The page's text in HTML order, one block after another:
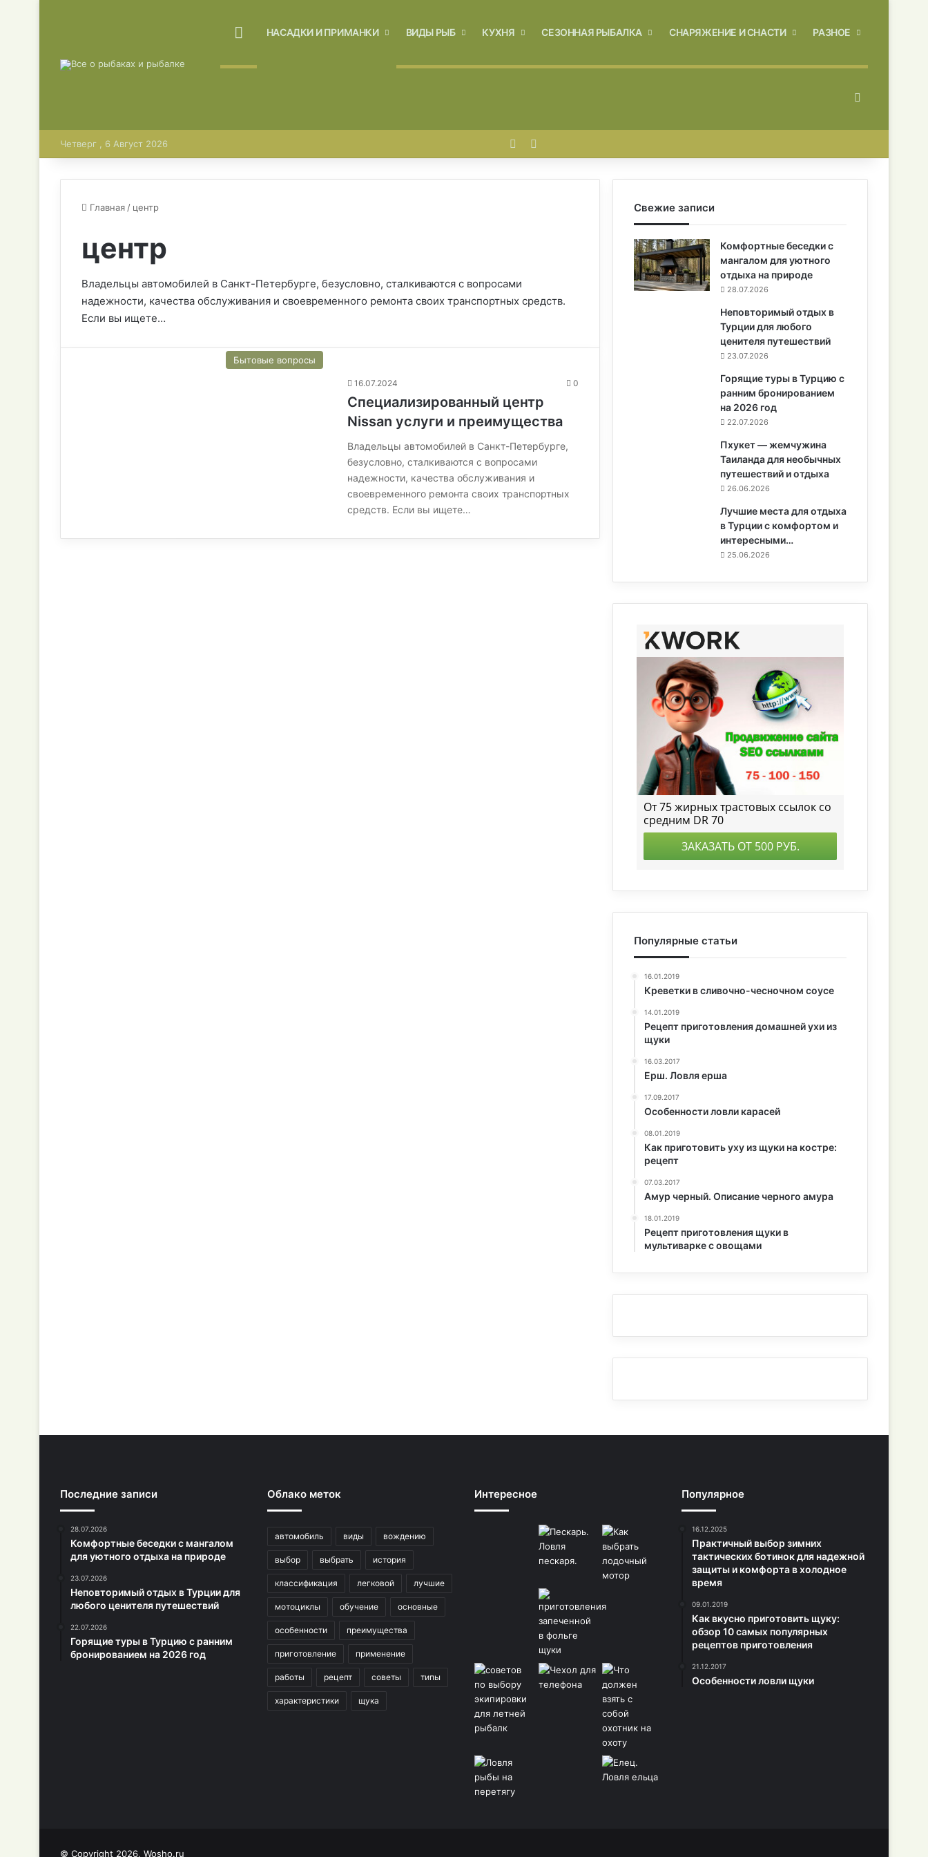
ГЛАВНАЯНАСАДКИ И ПРИМАНКИ ВИДЫ РЫБ КУХНЯ СЕЗОННАЯ РЫБАЛКА СНАРЯЖЕНИЕ И СНАСТИ РАЗНОЕ
Четверг , 6 Август 2026 Войти
Главная / центр
центр
Владельцы автомобилей в Санкт-Петербурге, безусловно, сталкиваются с вопросами
надежности, качества обслуживания и своевременного ремонта своих транспортных средств.
Если вы ищете…
Бытовые вопросы
16.07.2024 0
Специализированный центр
Nissan услуги и преимущества
Владельцы автомобилей в Санкт-Петербурге,
безусловно, сталкиваются с вопросами
надежности, качества обслуживания и
своевременного ремонта своих транспортных
средств. Если вы ищете…
Свежие записи
Комфортные беседки с
мангалом для уютного
отдыха на природе
28.07.2026
Неповторимый отдых в
Турции для любого
ценителя путешествий
23.07.2026
Горящие туры в Турцию с
ранним бронированием
на 2026 год
22.07.2026
Пхукет — жемчужина
Таиланда для необычных
путешествий и отдыха
26.06.2026
Лучшие места для отдыха
в Турции с комфортом и
интересными…
25.06.2026
Популярные статьи
16.01.2019
Креветки в сливочно-чесночном соусе
14.01.2019
Рецепт приготовления домашней ухи из
щуки
16.03.2017
Ерш. Ловля ерша
17.09.2017
Особенности ловли карасей
08.01.2019
Как приготовить уху из щуки на костре:
рецепт
07.03.2017
Амур черный. Описание черного амура
18.01.2019
Рецепт приготовления щуки в
мультиварке с овощами
Последние записи
28.07.2026
Комфортные беседки с мангалом
для уютного отдыха на природе
23.07.2026
Неповторимый отдых в Турции для
любого ценителя путешествий
22.07.2026
Горящие туры в Турцию с ранним
бронированием на 2026 год
Облако меток
автомобиль виды вождению
выбор выбрать история
классификация легковой лучшие
мотоциклы обучение основные
особенности преимущества
приготовление применение
работы рецепт советы типы
характеристики щука
Интересное Популярное
16.12.2025
Практичный выбор зимних
тактических ботинок для надежной
защиты и комфорта в холодное
время
09.01.2019
Как вкусно приготовить щуку:
обзор 10 самых популярных
рецептов приготовления
21.12.2017
Особенности ловли щуки
© Copyright 2026, Wosho.ru